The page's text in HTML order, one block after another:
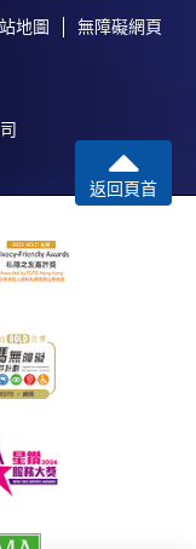
對報名程序有任
聯網及支援
否則，申請人
。如需享用其他
報名。
申請和付款在系
付款並不保證成
課程組職員將儘
地圖 無障礙網頁
返回頁首